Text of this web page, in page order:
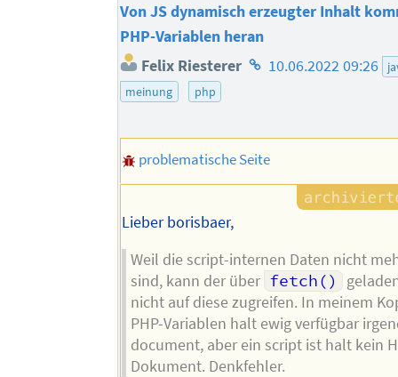
Von JS dynamisch erzeugter Inhalt
PHP-Variablen heran
Felix Riesterer Homepage
10.06.2022 09:26
meinung
php
problematische Seite
Lieber borisbaer,
Weil die script-internen Daten nicht
sind, kann der über fetch()
nicht auf diese zugreifen. In meinem
PHP-Variablen halt ewig verfügbar
document, aber ein script ist halt kein
Dokument. Denkfehler.